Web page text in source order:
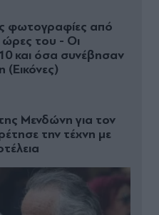
φωτογραφίες από
ώρες του - Οι
και όσα συνέβησαν
(Εικόνες)
Μενδώνη για τον
την τέχνη με